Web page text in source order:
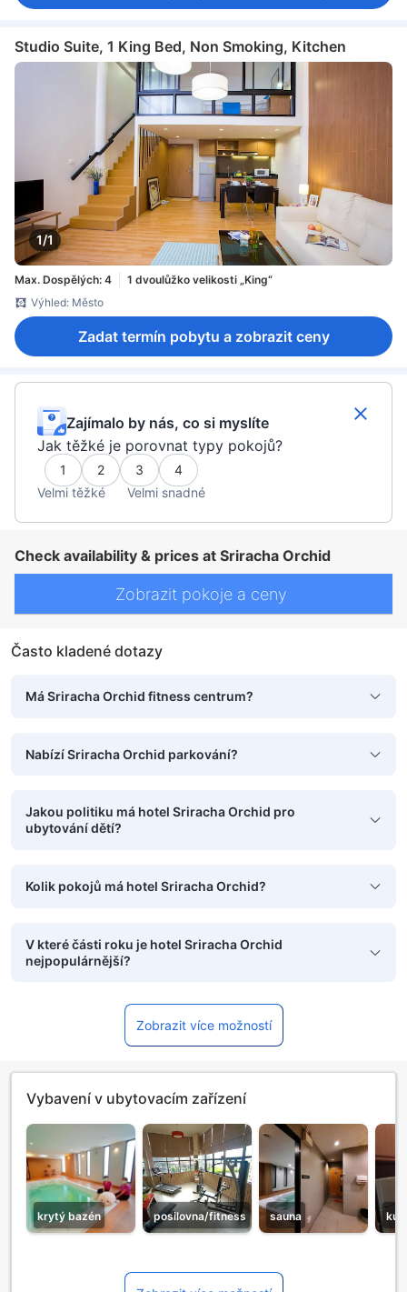
Studio Suite, 1 King Bed, Non Smoking, Kitchen
1/1
Max. Dospělých: 4
1 dvoulůžko velikosti „King“
Výhled: Město
Zadat termín pobytu a zobrazit ceny
Zajímalo by nás, co si myslíte
Jak těžké je porovnat typy pokojů?
1 2 3
4
Velmi těžké
Velmi snadné
Check availability & prices at Sriracha Orchid
Zobrazit pokoje a ceny
Často kladené dotazy
Má Sriracha Orchid fitness centrum?
Nabízí Sriracha Orchid parkování?
Jakou politiku má hotel Sriracha Orchid pro
ubytování dětí?
Kolik pokojů má hotel Sriracha Orchid?
V které části roku je hotel Sriracha Orchid
nejpopulárnější?
Zobrazit více možností
Vybavení v ubytovacím zařízení
krytý bazén posilovna/fitness sauna